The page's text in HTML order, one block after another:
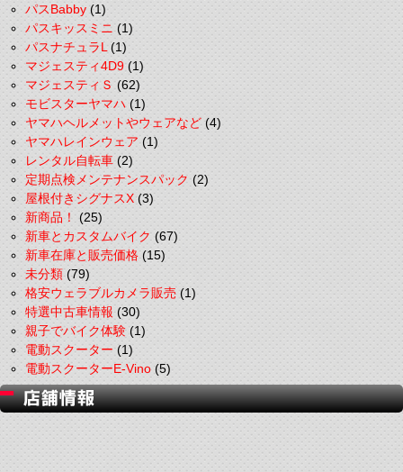
パスBabby(1)
パスキッスミニ(1)
パスナチュラL(1)
マジェスティ4D9(1)
マジェスティＳ(62)
モビスターヤマハ(1)
ヤマハヘルメットやウェアなど(4)
ヤマハレインウェア(1)
レンタル自転車(2)
定期点検メンテナンスパック(2)
屋根付きシグナスX(3)
新商品！(25)
新車とカスタムバイク(67)
新車在庫と販売価格(15)
未分類(79)
格安ウェラブルカメラ販売(1)
特選中古車情報(30)
親子でバイク体験(1)
電動スクーター(1)
電動スクーターE-Vino(5)